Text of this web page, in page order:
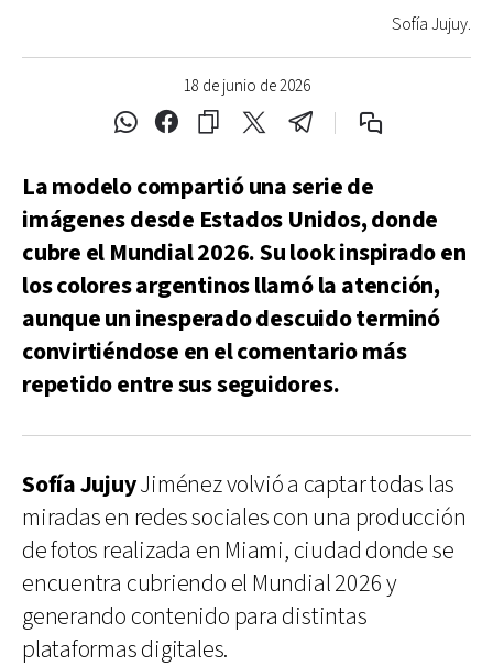
18 de junio de 2026
Sofía Jujuy.
La modelo compartió una serie de
imágenes desde Estados Unidos, donde
cubre el Mundial 2026. Su look inspirado en
los colores argentinos llamó la atención,
aunque un inesperado descuido terminó
convirtiéndose en el comentario más
repetido entre sus seguidores.
Sofía JujuyJiménez volvió a captar todas las
miradas en redes sociales con una producción
de fotos realizada en Miami, ciudad donde se
encuentra cubriendo el Mundial 2026 y
generando contenido para distintas
plataformas digitales.